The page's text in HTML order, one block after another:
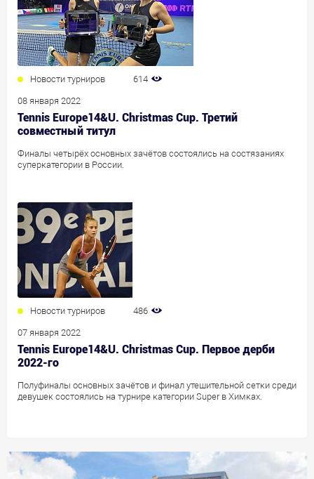
Новости турниров 614
08 января 2022
Tennis Europe14&U. Christmas Cup. Третий
совместный титул
Финалы четырёх основных зачётов состоялись на состязаниях
суперкатегории в России.
Новости турниров 486
07 января 2022
Tennis Europe14&U. Christmas Cup. Первое дерби
2022-го
Полуфиналы основных зачётов и финал утешительной сетки среди
девушек состоялись на турнире категории Super в Химках.